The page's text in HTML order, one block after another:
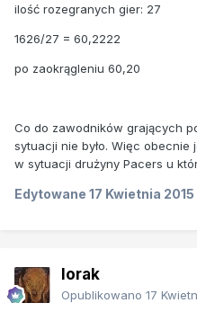
ilość rozegranych gier: 27
1626/27 = 60,2222
po zaokrągleniu 60,20
Co do zawodników grających
sytuacji nie było. Więc
w sytuacji drużyny Pacers u
Edytowane 17 Kwietnia 2015
lorak
Opublikowano 17